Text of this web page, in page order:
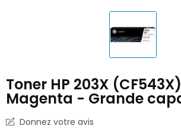
Toner HP 203X
Magenta - Grande
Donnez votre avis